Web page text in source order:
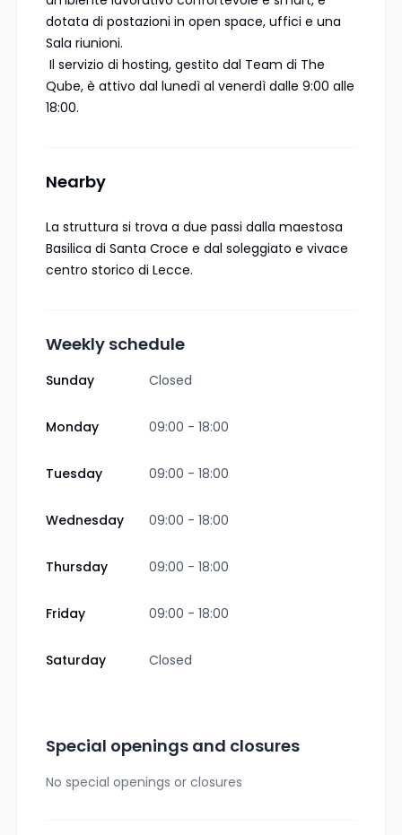
dotata di postazioni in open space, uffici e una
Sala riunioni.
Il servizio di hosting, gestito dal Team di The
Qube, è attivo dal lunedì al venerdì dalle 9:00 alle
18:00.
Nearby
La struttura si trova a due passi dalla maestosa
Basilica di Santa Croce e dal soleggiato e vivace
centro storico di Lecce.
Weekly schedule
Sunday Closed
Monday 09:00 - 18:00
Tuesday 09:00 - 18:00
Wednesday 09:00 - 18:00
Thursday 09:00 - 18:00
Friday 09:00 - 18:00
Saturday Closed
Special openings and closures
No special openings or closures